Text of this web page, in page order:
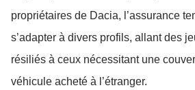
propriétaires de Dacia, l’assurance
s’adapter à divers profils, allant des
résiliés à ceux nécessitant une
véhicule acheté à l’étranger.